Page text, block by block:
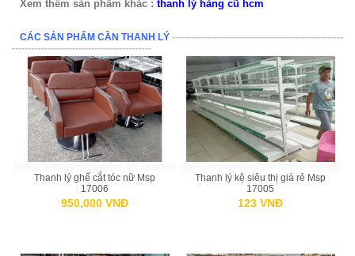
Xem thêm sản phẩm khác : thanh lý hàng cũ hcm
CÁC SẢN PHẨM CẦN THANH LÝ ------------------------------------------------------
--------------------------------------------
Thanh lý ghế cắt tóc nữ Msp
17006
950,000 VNĐ
Thanh lý kệ siêu thị giá rẻ Msp
17005
123 VNĐ